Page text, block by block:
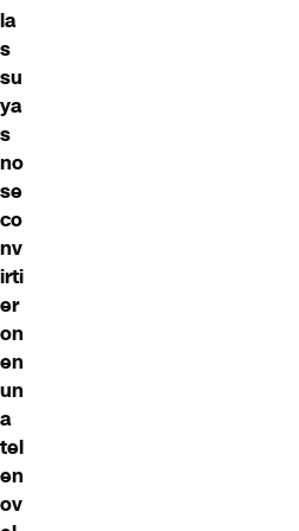
la
s
su
ya
s
no
se
co
nv
irti
er
on
en
un
a
tel
en
ov